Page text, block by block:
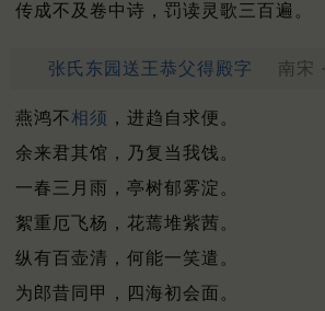
传成不及卷中诗，罚读灵歌三百遍。
张氏东园送王恭父得殿字 南宋 ·
燕鸿不相须 ，进趋自求便。
余来君其馆，乃复当我饯。
一春三月雨，亭树郁雾淀。
絮重厄飞杨，花蔫堆紫茜。
纵有百壶清，何能一笑遣。
为郎昔同甲，四海初会面。